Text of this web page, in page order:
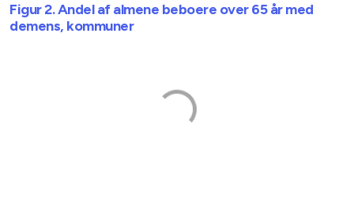
Figur 2. Andel af almene beboere over 65 år med
demens, kommuner